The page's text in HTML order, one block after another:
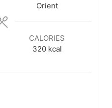
Orient
CALORIES
320 kcal